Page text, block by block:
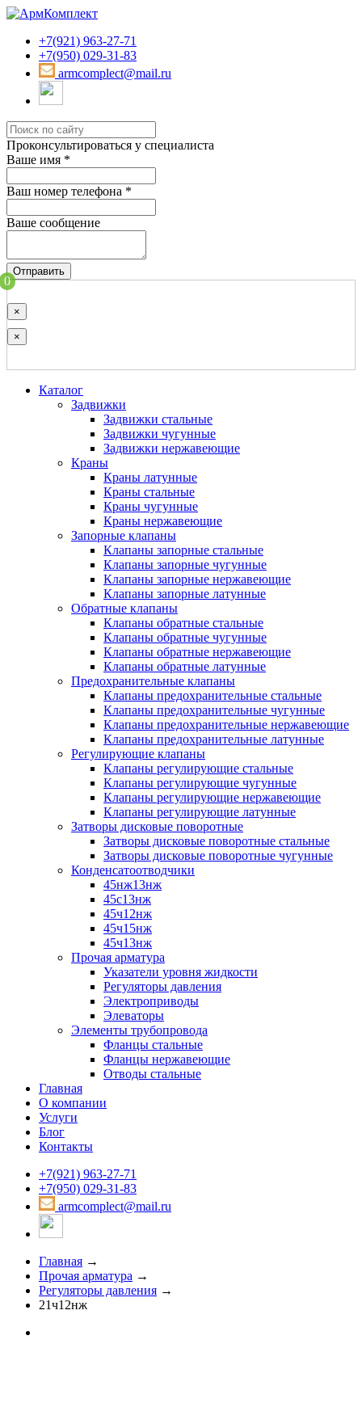
+7(921) 963-27-71
+7(950) 029-31-83
armcomplect@mail.ru
Проконсультироваться у специалиста
Ваше имя *
Ваш номер телефона *
Ваше сообщение
Отправить
0
×
×
Каталог
Задвижки
Задвижки стальные
Задвижки чугунные
Задвижки нержавеющие
Краны
Краны латунные
Краны стальные
Краны чугунные
Краны нержавеющие
Запорные клапаны
Клапаны запорные стальные
Клапаны запорные чугунные
Клапаны запорные нержавеющие
Клапаны запорные латунные
Обратные клапаны
Клапаны обратные стальные
Клапаны обратные чугунные
Клапаны обратные нержавеющие
Клапаны обратные латунные
Предохранительные клапаны
Клапаны предохранительные стальные
Клапаны предохранительные чугунные
Клапаны предохранительные нержавеющие
Клапаны предохранительные латунные
Регулирующие клапаны
Клапаны регулирующие стальные
Клапаны регулирующие чугунные
Клапаны регулирующие нержавеющие
Клапаны регулирующие латунные
Затворы дисковые поворотные
Затворы дисковые поворотные стальные
Затворы дисковые поворотные чугунные
Конденсатоотводчики
45нж13нж
45с13нж
45ч12нж
45ч15нж
45ч13нж
Прочая арматура
Указатели уровня жидкости
Регуляторы давления
Электроприводы
Элеваторы
Элементы трубопровода
Фланцы стальные
Фланцы нержавеющие
Отводы стальные
Главная
О компании
Услуги
Блог
Контакты
+7(921) 963-27-71
+7(950) 029-31-83
armcomplect@mail.ru
Главная →
Прочая арматура →
Регуляторы давления →
21ч12нж